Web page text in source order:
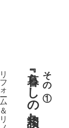
その①
『暮らしの相談』
リフォーム＆リノベ